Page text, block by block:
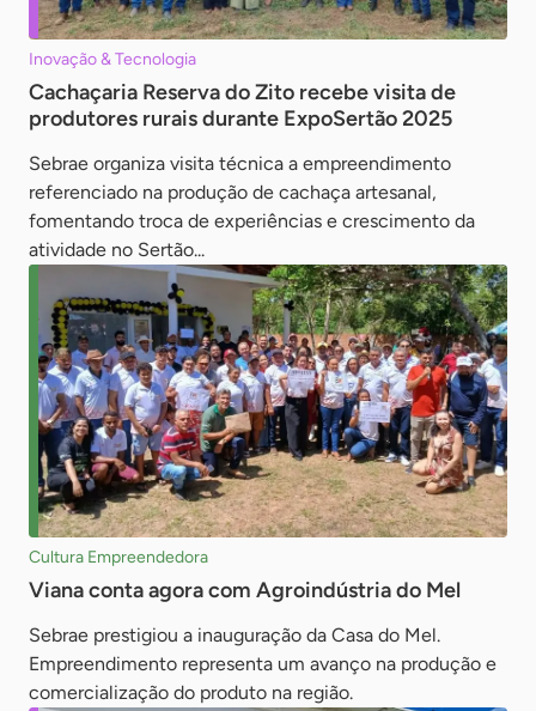
Inovação & Tecnologia
Cachaçaria Reserva do Zito recebe visita de
produtores rurais durante ExpoSertão 2025
Sebrae organiza visita técnica a empreendimento
referenciado na produção de cachaça artesanal,
fomentando troca de experiências e crescimento da
atividade no Sertão...
Cultura Empreendedora
Viana conta agora com Agroindústria do Mel
Sebrae prestigiou a inauguração da Casa do Mel.
Empreendimento representa um avanço na produção e
comercialização do produto na região.